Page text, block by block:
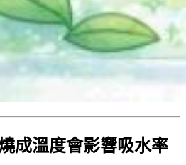
成溫度會影響吸水率